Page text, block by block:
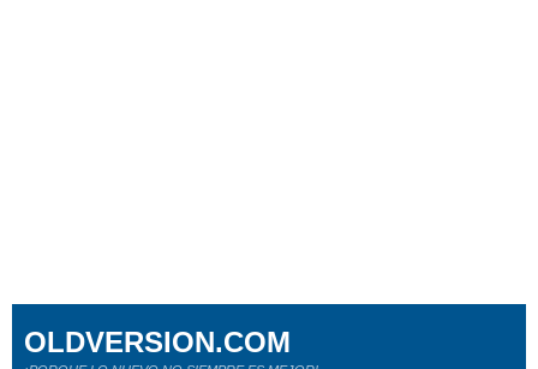
OLDVERSION.COM